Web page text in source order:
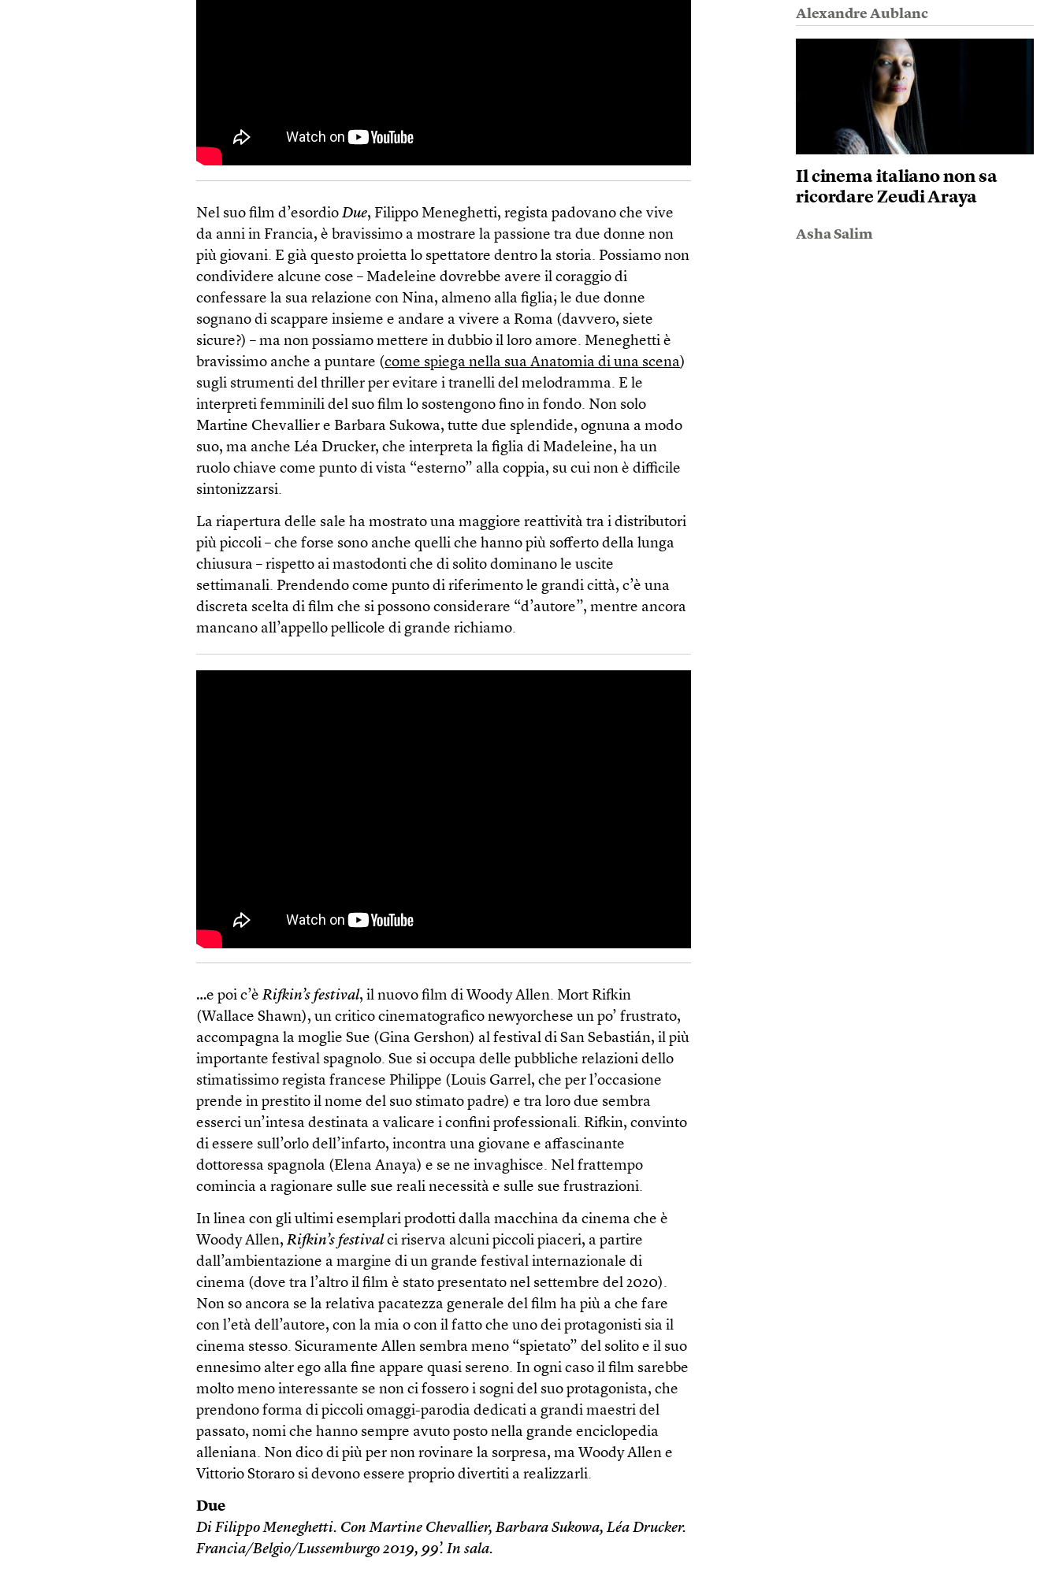
Nel suo film d’esordioDue, Filippo Meneghetti, regista padovano che vive
da anni in Francia, è bravissimo a mostrare la passione tra due donne non
più giovani. E già questo proietta lo spettatore dentro la storia. Possiamo non
condividere alcune cose – Madeleine dovrebbe avere il coraggio di
confessare la sua relazione con Nina, almeno alla figlia; le due donne
sognano di scappare insieme e andare a vivere a Roma (davvero, siete
sicure?) – ma non possiamo mettere in dubbio il loro amore. Meneghetti è
bravissimo anche a puntare (come spiega nella sua Anatomia di una scena)
sugli strumenti del thriller per evitare i tranelli del melodramma. E le
interpreti femminili del suo film lo sostengono fino in fondo. Non solo
Martine Chevallier e Barbara Sukowa, tutte due splendide, ognuna a modo
suo, ma anche Léa Drucker, che interpreta la figlia di Madeleine, ha un
ruolo chiave come punto di vista “esterno” alla coppia, su cui non è difficile
sintonizzarsi.
La riapertura delle sale ha mostrato una maggiore reattività tra i distributori
più piccoli – che forse sono anche quelli che hanno più sofferto della lunga
chiusura – rispetto ai mastodonti che di solito dominano le uscite
settimanali. Prendendo come punto di riferimento le grandi città, c’è una
discreta scelta di film che si possono considerare “d’autore”, mentre ancora
mancano all’appello pellicole di grande richiamo.
…e poi c’èRifkin’s festival, il nuovo film di Woody Allen. Mort Rifkin
(Wallace Shawn), un critico cinematografico newyorchese un po’ frustrato,
accompagna la moglie Sue (Gina Gershon) al festival di San Sebastián, il più
importante festival spagnolo. Sue si occupa delle pubbliche relazioni dello
stimatissimo regista francese Philippe (Louis Garrel, che per l’occasione
prende in prestito il nome del suo stimato padre) e tra loro due sembra
esserci un’intesa destinata a valicare i confini professionali. Rifkin, convinto
di essere sull’orlo dell’infarto, incontra una giovane e affascinante
dottoressa spagnola (Elena Anaya) e se ne invaghisce. Nel frattempo
comincia a ragionare sulle sue reali necessità e sulle sue frustrazioni.
In linea con gli ultimi esemplari prodotti dalla macchina da cinema che è
Woody Allen,Rifkin’s festival ci riserva alcuni piccoli piaceri, a partire
dall’ambientazione a margine di un grande festival internazionale di
cinema (dove tra l’altro il film è stato presentato nel settembre del 2020).
Non so ancora se la relativa pacatezza generale del film ha più a che fare
con l’età dell’autore, con la mia o con il fatto che uno dei protagonisti sia il
cinema stesso. Sicuramente Allen sembra meno “spietato” del solito e il suo
ennesimo alter ego alla fine appare quasi sereno. In ogni caso il film sarebbe
molto meno interessante se non ci fossero i sogni del suo protagonista, che
prendono forma di piccoli omaggi-parodia dedicati a grandi maestri del
passato, nomi che hanno sempre avuto posto nella grande enciclopedia
alleniana. Non dico di più per non rovinare la sorpresa, ma Woody Allen e
Vittorio Storaro si devono essere proprio divertiti a realizzarli.
Due
Di Filippo Meneghetti. Con Martine Chevallier, Barbara Sukowa, Léa Drucker.
Francia/Belgio/Lussemburgo 2019, 99’. In sala.
Alexandre Aublanc
Il cinema italiano non sa
ricordare Zeudi Araya
Asha Salim